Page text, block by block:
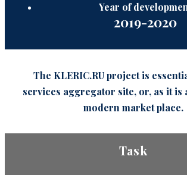
Year of
2019-2020
The KLERIC.RU project is
services aggregator site, or, as it is
modern market place.
Task